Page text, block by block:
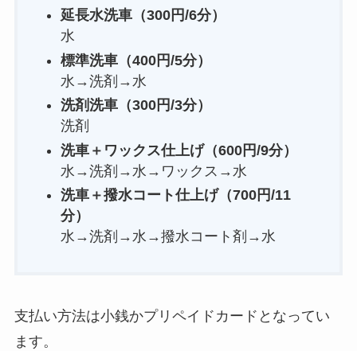
延長水洗車（300円/6分）
水
標準洗車（400円/5分）
水→洗剤→水
洗剤洗車（300円/3分）
洗剤
洗車＋ワックス仕上げ（600円/9分）
水→洗剤→水→ワックス→水
洗車＋撥水コート仕上げ（700円/11
分）
水→洗剤→水→撥水コート剤→水
支払い方法は小銭かプリペイドカードとなってい
ます。